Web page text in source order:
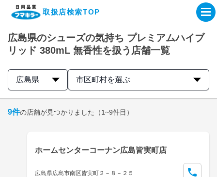
取扱店検索TOP
企業・IR情報サイト
製品情報サイト
取扱店検索はこちら
広島県のシューズの気持ち プレミアムハイブ
リッド 380mL 無香性を扱う店舗一覧
広島県 市区町村を選ぶ
9件の店舗が見つかりました （1~9件目）
ホームセンターコーナン広島皆実町店
広島県広島市南区皆実町２－８－２５